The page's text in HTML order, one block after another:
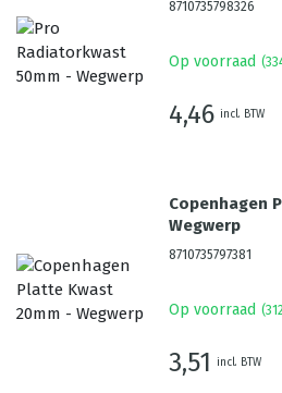
8710735798326
Op voorraad (
4,46 incl. BTW
Copenhagen
Wegwerp
8710735797381
Op voorraad (
3,51 incl. BTW